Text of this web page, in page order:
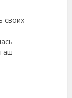
своих